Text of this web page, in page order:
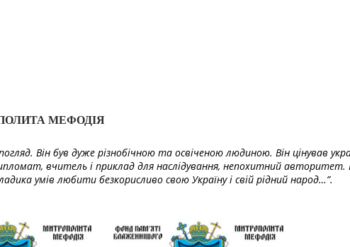
МЕФОДІЯ
Він був дуже різнобічною та освіченою людиною. Він цінував
вчитель і приклад для наслідування, непохитний
умів любити безкорисливо свою Україну і свій рідний народ…”.